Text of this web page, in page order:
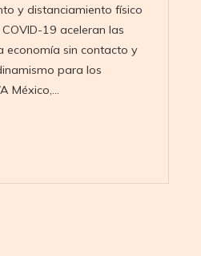
y distanciamiento físico
19 aceleran las
economía sin contacto y
para los
México,…